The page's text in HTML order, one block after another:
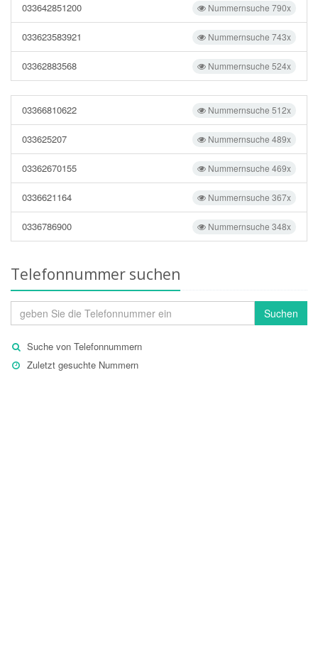
Nummernsuche 790x
033642851200
Nummernsuche 743x
033623583921
Nummernsuche 524x
03362883568
Nummernsuche 512x
03366810622
Nummernsuche 489x
033625207
Nummernsuche 469x
03362670155
Nummernsuche 367x
0336621164
Nummernsuche 348x
0336786900
Telefonnummer suchen
Suchen
Suche von Telefonnummern
Zuletzt gesuchte Nummern